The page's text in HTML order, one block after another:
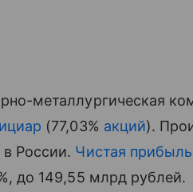
металлургическая
(77,03% акций).
России. Чистая прибыль
до 149,55 млрд рублей.